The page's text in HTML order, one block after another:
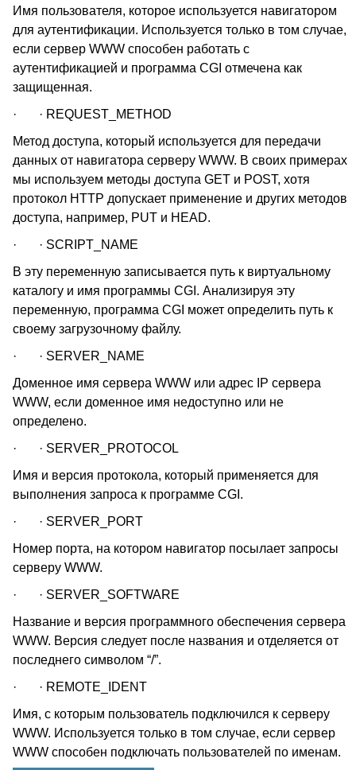
Имя пользователя, которое используется навигатором
для аутентификации. Используется только в том случае,
если сервер WWW способен работать с
аутентификацией и программа CGI отмечена как
защищенная.
· · REQUEST_METHOD
Метод доступа, который используется для передачи
данных от навигатора серверу WWW. В своих примерах
мы используем методы доступа GET и POST, хотя
протокол HTTP допускает применение и других методов
доступа, например, PUT и HEAD.
· · SCRIPT_NAME
В эту переменную записывается путь к виртуальному
каталогу и имя программы CGI. Анализируя эту
переменную, программа CGI может определить путь к
своему загрузочному файлу.
· · SERVER_NAME
Доменное имя сервера WWW или адрес IP сервера
WWW, если доменное имя недоступно или не
определено.
· · SERVER_PROTOCOL
Имя и версия протокола, который применяется для
выполнения запроса к программе CGI.
· · SERVER_PORT
Номер порта, на котором навигатор посылает запросы
серверу WWW.
· · SERVER_SOFTWARE
Название и версия программного обеспечения сервера
WWW. Версия следует после названия и отделяется от
последнего символом “/”.
· · REMOTE_IDENT
Имя, с которым пользователь подключился к серверу
WWW. Используется только в том случае, если сервер
WWW способен подключать пользователей по именам.